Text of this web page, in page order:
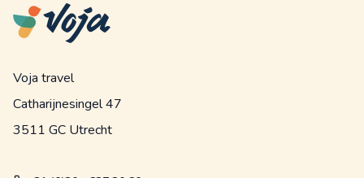
Voja travel
Catharijnesingel 47
3511 GC Utrecht